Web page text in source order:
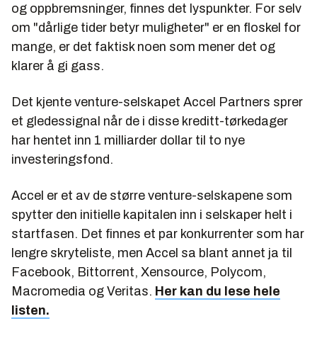
og oppbremsninger, finnes det lyspunkter. For selv
om "dårlige tider betyr muligheter" er en floskel for
mange, er det faktisk noen som mener det og
klarer å gi gass.
Det kjente venture-selskapet Accel Partners sprer
et gledessignal når de i disse kreditt-tørkedager
har hentet inn 1 milliarder dollar til to nye
investeringsfond.
Accel er et av de større venture-selskapene som
spytter den initielle kapitalen inn i selskaper helt i
startfasen. Det finnes et par konkurrenter som har
lengre skryteliste, men Accel sa blant annet ja til
Facebook, Bittorrent, Xensource, Polycom,
Macromedia og Veritas. Her kan du lese hele
listen.